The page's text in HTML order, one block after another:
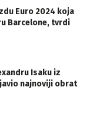
Euro 2024 koja
Barcelone, tvrdi
Isaku iz
najnoviji obrat